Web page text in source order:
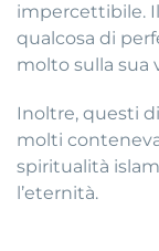
impercettibile.
qualcosa di
molto sulla sua
Inoltre, questi
molti
spiritualità
l’eternità.